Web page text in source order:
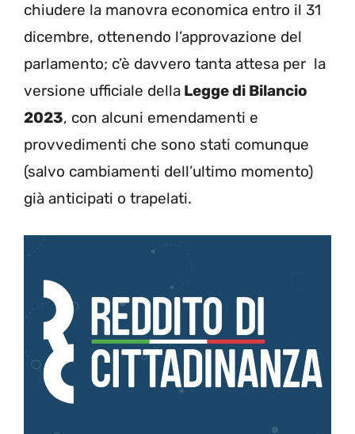
chiudere la manovra economica entro il 31
dicembre, ottenendo l’approvazione del
parlamento; c’è davvero tanta attesa per la
versione ufficiale della Legge di Bilancio
2023, con alcuni emendamenti e
provvedimenti che sono stati comunque
(salvo cambiamenti dell’ultimo momento)
già anticipati o trapelati.